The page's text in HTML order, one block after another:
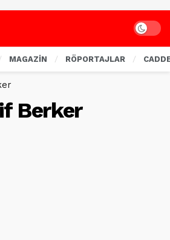
Dark
MAGAZİN RÖPORTAJLAR
Berker